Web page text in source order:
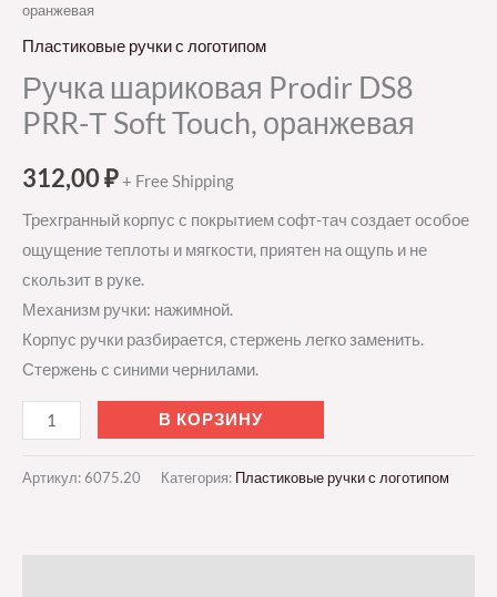
оранжевая
Пластиковые ручки с логотипом
Ручка шариковая Prodir DS8
PRR-Т Soft Touch, оранжевая
312,00₽+ Free Shipping
Трехгранный корпус с покрытием софт-тач создает особое
ощущение теплоты и мягкости, приятен на ощупь и не
скользит в руке.
Механизм ручки: нажимной.
Корпус ручки разбирается, стержень легко заменить.
Стержень с синими чернилами.
В КОРЗИНУ
Артикул:6075.20 Категория: Пластиковые ручки с логотипом